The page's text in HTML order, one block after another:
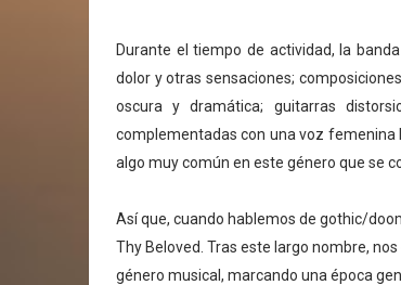
Durante el tiempo de actividad, la
dolor y otras sensaciones;
oscura y dramática; guitarras
complementadas con una voz femenina
algo muy común en este género que se
Así que, cuando hablemos de gothic/
Thy Beloved. Tras este largo nombre,
género musical, marcando una época